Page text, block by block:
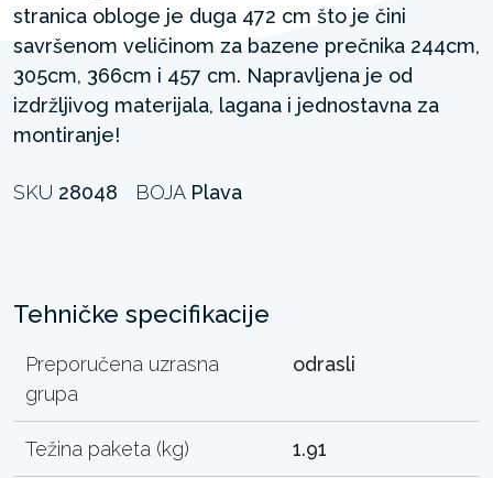
stranica obloge je duga 472 cm što je čini
savršenom veličinom za bazene prečnika 244cm,
305cm, 366cm i 457 cm. Napravljena je od
izdržljivog materijala, lagana i jednostavna za
montiranje!
SKU 28048 BOJA Plava
Tehničke specifikacije
Preporučena uzrasna
grupa
odrasli
Težina paketa (kg) 1.91